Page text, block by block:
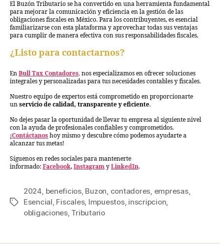
El Buzón Tributario se ha convertido en una herramienta fundamental
para mejorar la comunicación y eficiencia en la gestión de las
obligaciones fiscales en México. Para los contribuyentes, es esencial
familiarizarse con esta plataforma y aprovechar todas sus ventajas
para cumplir de manera efectiva con sus responsabilidades fiscales.
¿Listo para contactarnos?
En Bull Tax Contadores, nos especializamos en ofrecer soluciones
integrales y personalizadas para tus necesidades contables y fiscales.
Nuestro equipo de expertos está comprometido en proporcionarte
un servicio de calidad, transparente y eficiente.
No dejes pasar la oportunidad de llevar tu empresa al siguiente nivel
con la ayuda de profesionales confiables y comprometidos.
¡Contáctanos hoy mismo y descubre cómo podemos ayudarte a
alcanzar tus metas!
Síguenos en redes sociales para mantenerte
informado: Facebook, Instagram y LinkedIn.
2024 beneficios, Buzon contadores empresas,
Esencial Fiscales, Impuestos, inscripcion
obligaciones, Tributario